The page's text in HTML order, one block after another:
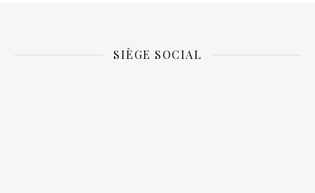
SIÈGE SOCIAL